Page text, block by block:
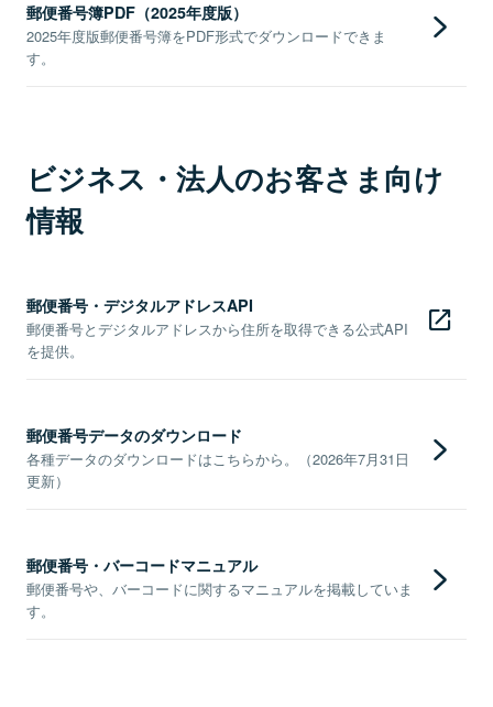
郵便番号簿PDF（2025年度版）
2025年度版郵便番号簿をPDF形式でダウンロードできま
す。
ビジネス・法人のお客さま向け
情報
郵便番号・デジタルアドレスAPI
郵便番号とデジタルアドレスから住所を取得できる公式API
を提供。
郵便番号データのダウンロード
各種データのダウンロードはこちらから。（2026年7月31日
更新）
郵便番号・バーコードマニュアル
郵便番号や、バーコードに関するマニュアルを掲載していま
す。